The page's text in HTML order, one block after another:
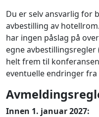
Du er selv ansvarlig for
avbestilling av
har ingen påslag på
egne
helt frem til
eventuelle endringer
Innen 1. januar 2027: